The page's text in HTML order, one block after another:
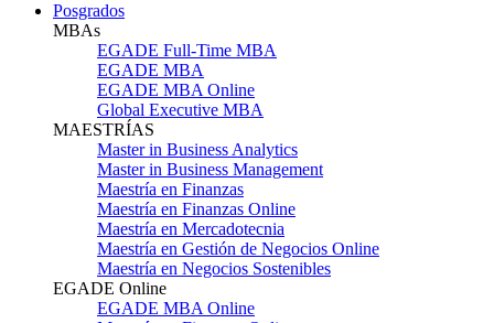
Posgrados
MBAs
EGADE Full-Time MBA
EGADE MBA
EGADE MBA Online
Global Executive MBA
MAESTRÍAS
Master in Business Analytics
Master in Business Management
Maestría en Finanzas
Maestría en Finanzas Online
Maestría en Mercadotecnia
Maestría en Gestión de Negocios Online
Maestría en Negocios Sostenibles
EGADE Online
EGADE MBA Online